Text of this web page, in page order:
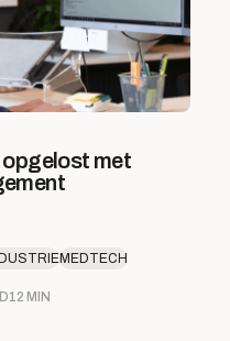
met
MEDTECH
12 MIN